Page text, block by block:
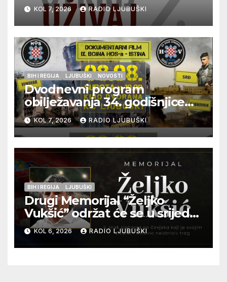
vrhunska vina, gastronomiju i
glazbu
KOL 7, 2026 RADIO LJUBUŠKI
BIH I REGIJA LJUBUŠKI NOVOSTI
Dvodnevni program
obilježavanja 34. godišnjice
pogibije generala Blaža
Kraljevića i osmorice
pripadnika HOS-a
KOL 7, 2026 RADIO LJUBUŠKI
BIH I REGIJA LJUBUŠKI
Drugi Memorijal “Željko
Vukšić” održat će se u srijedu
12. kolovoza u Otoku
KOL 6, 2026 RADIO LJUBUŠKI